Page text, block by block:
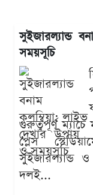
সুইজারল্যান্ড
সময়সূচি
গুরুত্বপূর্ণ ম্যাচে
প্লেস
সুইজারল্যান্ড
দলই...